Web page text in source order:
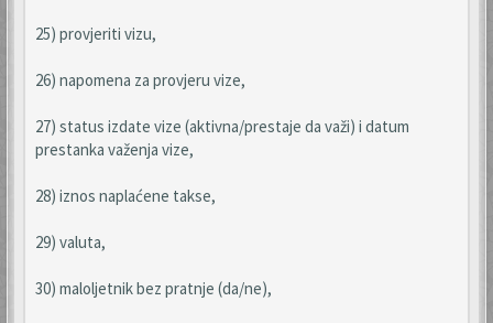
25) provjeriti vizu,
26) napomena za provjeru vize,
27) status izdate vize (aktivna/prestaje da važi) i datum
prestanka važenja vize,
28) iznos naplaćene takse,
29) valuta,
30) maloljetnik bez pratnje (da/ne),